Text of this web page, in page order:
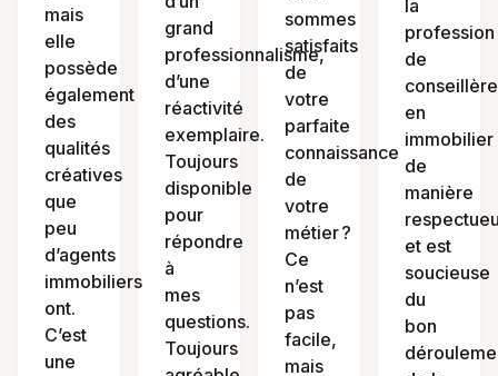
mais
elle
possède
également
des
qualités
créatives
que
peu
d’agents
immobiliers
ont.
C’est
une
grand
professionnalisme,
d’une
réactivité
exemplaire.
Toujours
disponible
pour
répondre
à
mes
questions.
Toujours
sommes
satisfaits
de
votre
parfaite
connaissance
de
votre
métier ?
Ce
n’est
pas
facile,
mais
la
profession
de
conseillère
en
immobilier
de
manière
et est
soucieuse
du
bon